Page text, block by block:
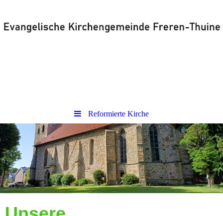
Reformierte Kirche